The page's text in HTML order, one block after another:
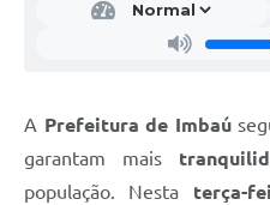
A Prefeitura de Imbaú
garantam mais
população. Nesta terça-